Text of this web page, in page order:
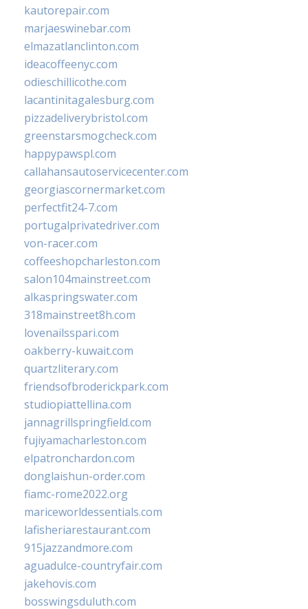
kautorepair.com
marjaeswinebar.com
elmazatlanclinton.com
ideacoffeenyc.com
odieschillicothe.com
lacantinitagalesburg.com
pizzadeliverybristol.com
greenstarsmogcheck.com
happypawspl.com
callahansautoservicecenter.com
georgiascornermarket.com
perfectfit24-7.com
portugalprivatedriver.com
von-racer.com
coffeeshopcharleston.com
salon104mainstreet.com
alkaspringswater.com
318mainstreet8h.com
lovenailsspari.com
oakberry-kuwait.com
quartzliterary.com
friendsofbroderickpark.com
studiopiattellina.com
jannagrillspringfield.com
fujiyamacharleston.com
elpatronchardon.com
donglaishun-order.com
fiamc-rome2022.org
mariceworldessentials.com
lafisheriarestaurant.com
915jazzandmore.com
aguadulce-countryfair.com
jakehovis.com
bosswingsduluth.com